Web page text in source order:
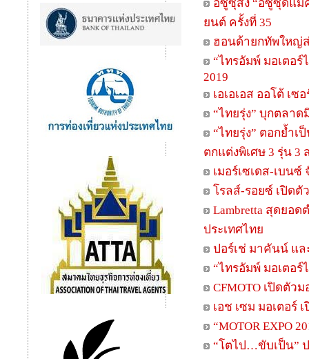
อีซูซุส่ง “อีซูซุดีแม
ยนต์ ครั้งที่ 35
ฮอนด้ายกทัพใหญ่ส่
“ไทรอัมพ์ มอเตอร์
2019
เอเอเอส ออโต้ เซ
“ไทยรุ่ง” บุกตลา
“ไทยรุ่ง” ตอกย้ำเ
ตกแต่งพิเศษ 3 รุ่น 3
เมอร์เซเดส-เบน
โรลส์-รอยซ์ เปิด
Lambretta สุดยอ
ประเทศไทย
ปอร์เช่ มาคันน์ แล
“ไทรอัมพ์ มอเตอร์
CFMOTO เปิดตัว
เอช เซม มอเตอร์ เ
“MOTOR EXPO
“โตไป…ขับเป็น”